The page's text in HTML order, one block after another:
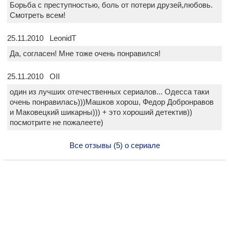
Борьба с преступностью, боль от потери друзей,любовь.
Смотреть всем!
25.11.2010 LeonidT
Да, согласен! Мне тоже очень понравился!
25.11.2010 OII
один из лучших отечественных сериалов... Одесса таки
очень понравилась)))Машков хорош, Федор Добронравов
и Маковецкий шикарны))) + это хороший детектив))
посмотрите не пожалеете)
Все отзывы (5) о сериале